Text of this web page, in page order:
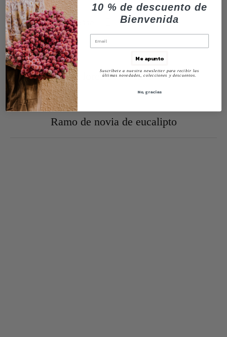
Share
Flores para Alba
Ramo de novia de eucalipto
10 % de descuento de
Bienvenida
Me apunto
Suscríbete a nuestra newsletter para recibir las
últimas novedades, colecciones y descuentos.
No, gracias